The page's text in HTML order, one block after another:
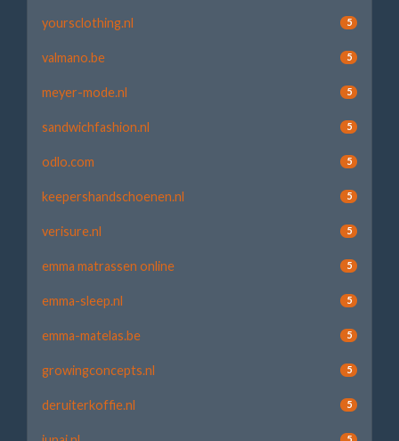
yoursclothing.nl 5
valmano.be 5
meyer-mode.nl 5
sandwichfashion.nl 5
odlo.com 5
keepershandschoenen.nl 5
verisure.nl 5
emma matrassen online 5
emma-sleep.nl 5
emma-matelas.be 5
growingconcepts.nl 5
deruiterkoffie.nl 5